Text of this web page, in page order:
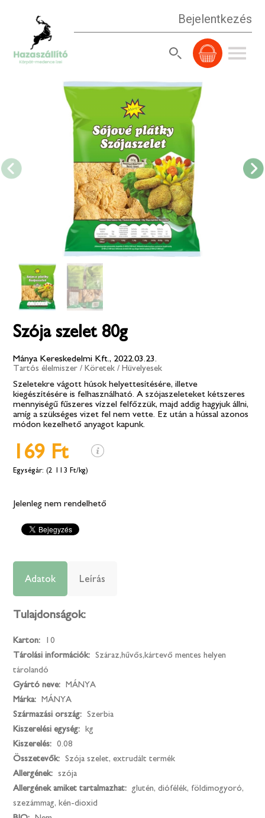
Bejelentkezés
Szója szelet 80g
Mánya Kereskedelmi Kft., 2022.03.23.
Tartós élelmiszer / Köretek / Hüvelyesek
Szeletekre vágott húsok helyettesítésére, illetve
kiegészítésére is felhasználható. A szójaszeleteket kétszeres
mennyiségű fűszeres vízzel felfőzzük, majd addig hagyjuk állni,
amíg a szükséges vizet fel nem vette. Ez után a hússal azonos
módon kezelhető anyagot kapunk.
169 Ft
(2 113 Ft/kg)
Jelenleg nem rendelhető
Adatok Leírás
Tulajdonságok:
Karton:
10
Tárolási információk:
Száraz,hűvős,kártevő mentes helyen
tárolandó
Gyártó neve:
MÁNYA
Márka:
MÁNYA
Származási ország:
Szerbia
Kiszerelési egység:
kg
Kiszerelés:
0.08
Összetevők:
Szója szelet, extrudált termék
Allergének:
szója
Allergének amiket tartalmazhat:
glutén, diófélék, földimogyoró,
szezámmag, kén-dioxid